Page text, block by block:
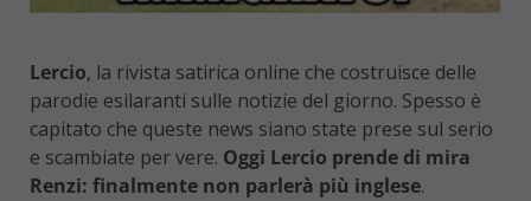
Lercio, la rivista satirica online che costruisce delle
parodie esilaranti sulle notizie del giorno. Spesso è
capitato che queste news siano state prese sul serio
e scambiate per vere. Oggi Lercio prende di mira
Renzi: finalmente non parlerà più inglese.